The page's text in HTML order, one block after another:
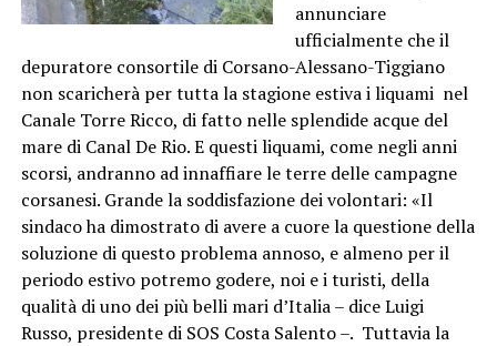
annunciare
ufficialmente che il
depuratore consortile di Corsano-Alessano-Tiggiano
non scaricherà per tutta la stagione estiva i liquami nel
Canale Torre Ricco, di fatto nelle splendide acque del
mare di Canal De Rio. E questi liquami, come negli anni
scorsi, andranno ad innaffiare le terre delle campagne
corsanesi. Grande la soddisfazione dei volontari: «Il
sindaco ha dimostrato di avere a cuore la questione della
soluzione di questo problema annoso, e almeno per il
periodo estivo potremo godere, noi e i turisti, della
qualità di uno dei più belli mari d’Italia – dice Luigi
Russo, presidente di SOS Costa Salento –. Tuttavia la